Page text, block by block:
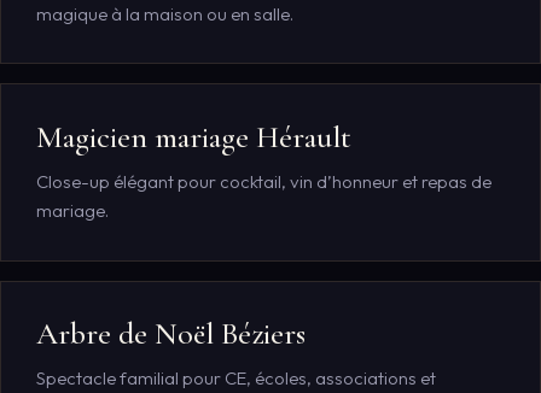
magique à la maison ou en salle.
Magicien mariage Hérault
Close-up élégant pour cocktail, vin d’honneur et repas de
mariage.
Arbre de Noël Béziers
Spectacle familial pour CE, écoles, associations et